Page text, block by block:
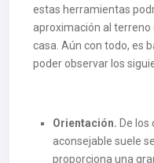
estas herramientas
aproximación al terreno
casa. Aún con todo, es
poder observar los
Orientación. De
aconsejable suele
proporciona una